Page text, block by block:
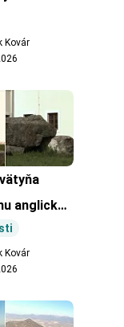
Kovár
anglickú
Kovár